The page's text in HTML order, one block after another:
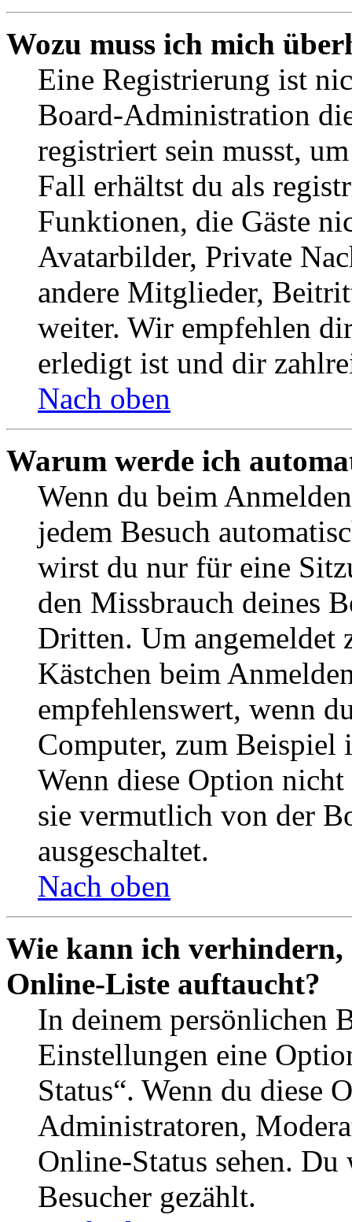
Wozu muss ich mich
Eine Registrierung ist
Board-Administration
registriert sein musst,
Fall erhältst du als
Funktionen, die Gäste
Avatarbilder, Private
andere Mitglieder,
weiter. Wir empfehlen
erledigt ist und dir
Nach oben
Warum werde ich
Wenn du beim
jedem Besuch
wirst du nur für eine
den Missbrauch deines
Dritten. Um angemeldet
Kästchen beim
empfehlenswert, wenn
Computer, zum Beispiel
Wenn diese Option
sie vermutlich von der
ausgeschaltet.
Nach oben
Wie kann ich verhindern,
Online-Liste auftaucht?
In deinem persönlichen
Einstellungen eine
Status“. Wenn du diese
Administratoren,
Online-Status sehen.
Besucher gezählt.